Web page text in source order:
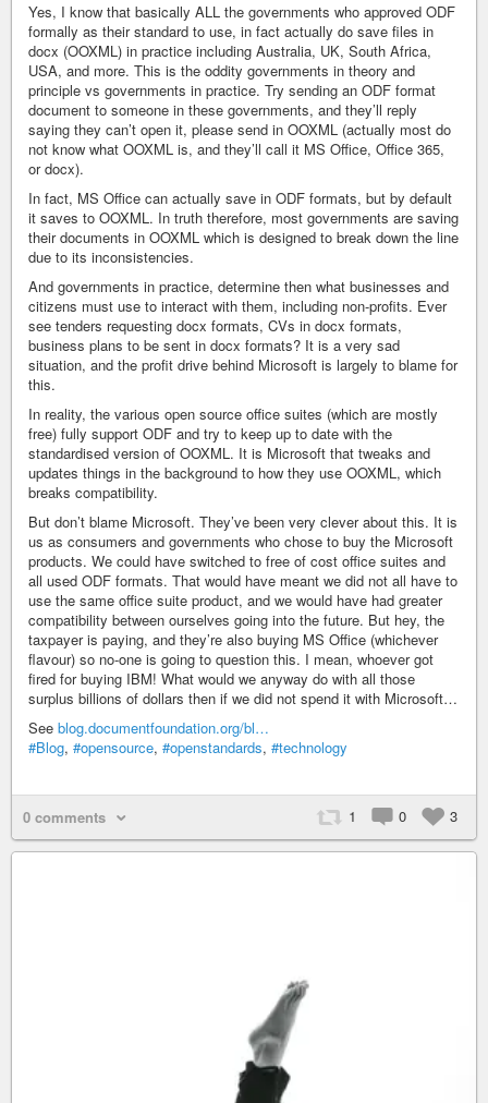
Yes, I know that basically ALL the governments who approved ODF
formally as their standard to use, in fact actually do save files in
docx (OOXML) in practice including Australia, UK, South Africa,
USA, and more. This is the oddity governments in theory and
principle vs governments in practice. Try sending an ODF format
document to someone in these governments, and they’ll reply
saying they can’t open it, please send in OOXML (actually most do
not know what OOXML is, and they’ll call it MS Office, Office 365,
or docx).
In fact, MS Office can actually save in ODF formats, but by default
it saves to OOXML. In truth therefore, most governments are saving
their documents in OOXML which is designed to break down the line
due to its inconsistencies.
And governments in practice, determine then what businesses and
citizens must use to interact with them, including non-profits. Ever
see tenders requesting docx formats, CVs in docx formats,
business plans to be sent in docx formats? It is a very sad
situation, and the profit drive behind Microsoft is largely to blame for
this.
In reality, the various open source office suites (which are mostly
free) fully support ODF and try to keep up to date with the
standardised version of OOXML. It is Microsoft that tweaks and
updates things in the background to how they use OOXML, which
breaks compatibility.
But don’t blame Microsoft. They’ve been very clever about this. It is
us as consumers and governments who chose to buy the Microsoft
products. We could have switched to free of cost office suites and
all used ODF formats. That would have meant we did not all have to
use the same office suite product, and we would have had greater
compatibility between ourselves going into the future. But hey, the
taxpayer is paying, and they’re also buying MS Office (whichever
flavour) so no-one is going to question this. I mean, whoever got
fired for buying IBM! What would we anyway do with all those
surplus billions of dollars then if we did not spend it with Microsoft…
See blog.documentfoundation.org/bl…
#Blog, #opensource, #openstandards, #technology
1 0 3
0 comments